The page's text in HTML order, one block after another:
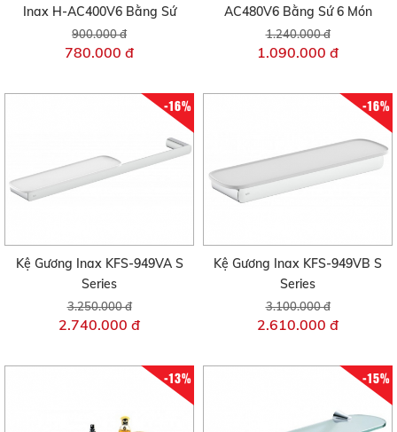
Inax H-AC400V6 Bằng Sứ
900.000 đ
780.000 đ
AC480V6 Bằng Sứ 6 Món
1.240.000 đ
1.090.000 đ
-16%
Kệ Gương Inax KFS-949VA S
Series
3.250.000 đ
2.740.000 đ
-16%
Kệ Gương Inax KFS-949VB S
Series
3.100.000 đ
2.610.000 đ
-13% -15%